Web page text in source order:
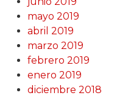
mayo 2019
abril 2019
marzo 2019
febrero 2019
enero 2019
diciembre 2018